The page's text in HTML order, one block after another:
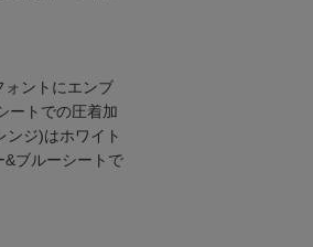
ォントにエンブ
ートでの圧着加
ンジ)はホワイト
ブルーシートで